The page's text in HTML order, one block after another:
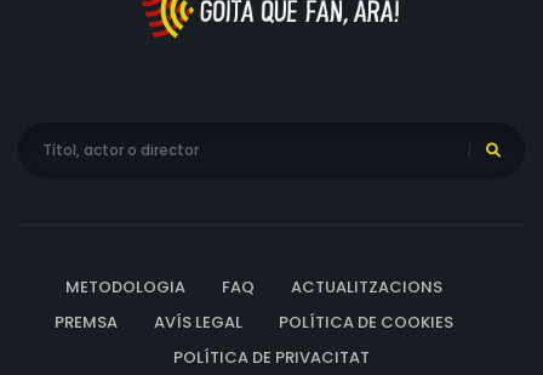
METODOLOGIA FAQ
ACTUALITZACIONS
PREMSA
AVÍS LEGAL
POLÍTICA DE COOKIES
POLÍTICA DE PRIVACITAT